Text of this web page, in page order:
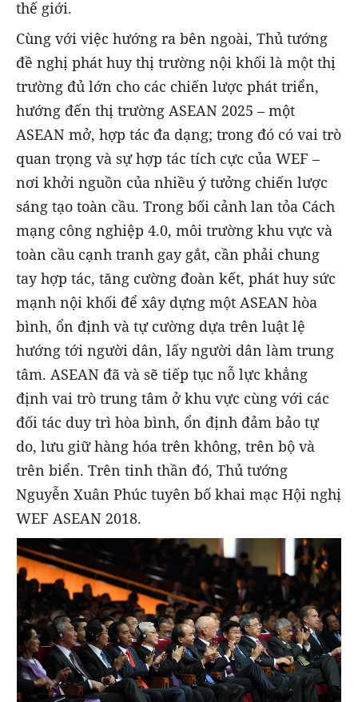
thế giới.
Cùng với việc hướng ra bên ngoài, Thủ tướng
đề nghị phát huy thị trường nội khối là một thị
trường đủ lớn cho các chiến lược phát triển,
hướng đến thị trường ASEAN 2025 – một
ASEAN mở, hợp tác đa dạng; trong đó có vai trò
quan trọng và sự hợp tác tích cực của WEF –
nơi khởi nguồn của nhiều ý tưởng chiến lược
sáng tạo toàn cầu. Trong bối cảnh lan tỏa Cách
mạng công nghiệp 4.0, môi trường khu vực và
toàn cầu cạnh tranh gay gắt, cần phải chung
tay hợp tác, tăng cường đoàn kết, phát huy sức
mạnh nội khối để xây dựng một ASEAN hòa
bình, ổn định và tự cường dựa trên luật lệ
hướng tới người dân, lấy người dân làm trung
tâm. ASEAN đã và sẽ tiếp tục nỗ lực khẳng
định vai trò trung tâm ở khu vực cùng với các
đối tác duy trì hòa bình, ổn định đảm bảo tự
do, lưu giữ hàng hóa trên không, trên bộ và
trên biển. Trên tinh thần đó, Thủ tướng
Nguyễn Xuân Phúc tuyên bố khai mạc Hội nghị
WEF ASEAN 2018.